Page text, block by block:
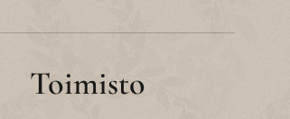
Toimisto